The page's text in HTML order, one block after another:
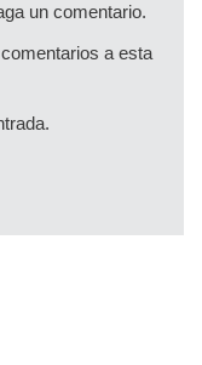
un comentario.
a esta